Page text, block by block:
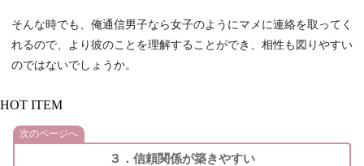
そんな時でも、俺通信男子なら女子のようにマメに連絡を取ってく
れるので、より彼のことを理解することができ、相性も図りやすい
のではないでしょうか。
HOT ITEM
次のページへ
３．信頼関係が築きやすい